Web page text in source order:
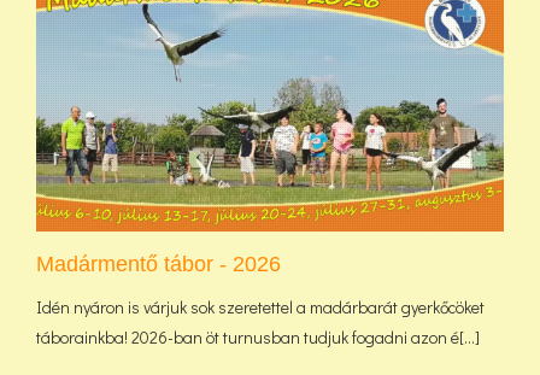
Madármentő tábor - 2026
Idén nyáron is várjuk sok szeretettel a madárbarát gyerkőcöket
táborainkba! 2026-ban öt turnusban tudjuk fogadni azon é[...]